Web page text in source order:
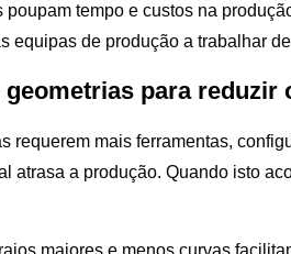
poupam tempo e custos na
equipas de produção a trabalhar
para reduzir
requerem mais ferramentas,
atrasa a produção. Quando isto
maiores e menos curvas